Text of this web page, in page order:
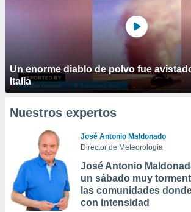
Un enorme diablo de polvo fue
Italia
Nuestros expertos
José Antonio Maldonado
Director de Meteorología
José Antonio
un sábado muy
las comunidades
con intensidad